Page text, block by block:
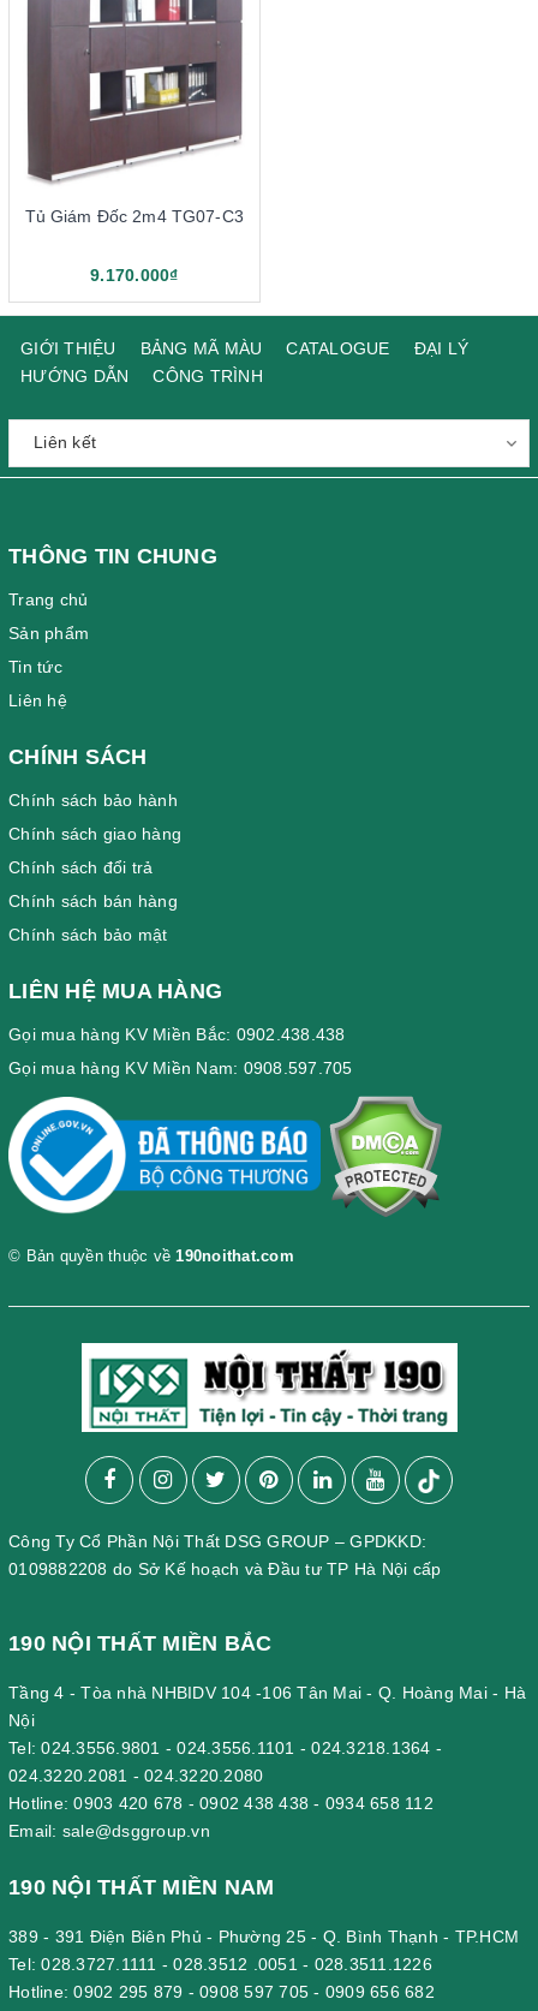
Tủ Giám Đốc 2m4 TG07-C3
9.170.000₫
GIỚI THIỆU BẢNG MÃ MÀU CATALOGUE
ĐẠI LÝ
HƯỚNG DẪN
CÔNG TRÌNH
THÔNG TIN CHUNG
Trang chủ
Sản phẩm
Tin tức
Liên hệ
CHÍNH SÁCH
Chính sách bảo hành
Chính sách giao hàng
Chính sách đổi trả
Chính sách bán hàng
Chính sách bảo mật
LIÊN HỆ MUA HÀNG
Gọi mua hàng KV Miền Bắc: 0902.438.438
Gọi mua hàng KV Miền Nam: 0908.597.705
© Bản quyền thuộc về 190noithat.com
Công Ty Cổ Phần Nội Thất DSG GROUP – GPDKKD:
0109882208 do Sở Kế hoạch và Đầu tư TP Hà Nội cấp
190 NỘI THẤT MIỀN BẮC
Tầng 4 - Tòa nhà NHBIDV 104 -106 Tân Mai - Q. Hoàng Mai - Hà
Nội
Tel:024.3556.9801 -024.3556.1101 -024.3218.1364 -
024.3220.2081 - 024.3220.2080
Hotline:0903 420 678 - 0902 438 438 - 0934 658 112
Email: sale@dsggroup.vn
190 NỘI THẤT MIỀN NAM
389 - 391 Điện Biên Phủ - Phường 25 - Q. Bình Thạnh - TP.HCM
Tel:028.3727.1111 -028.3512 .0051 - 028.3511.1226
Hotline:0902 295 879 - 0908 597 705 - 0909 656 682